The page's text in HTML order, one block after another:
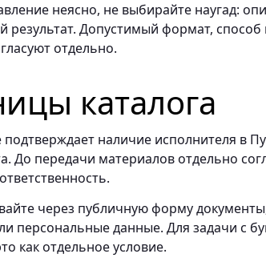
неясно, не выбирайте наугад:
результат. Допустимый формат,
отдельно.
каталога
подтверждает наличие исполнителя в
До передачи материалов отдельно
через публичную форму
персональные данные. Для задачи с
как отдельное условие.